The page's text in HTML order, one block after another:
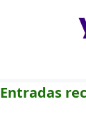
Entradas